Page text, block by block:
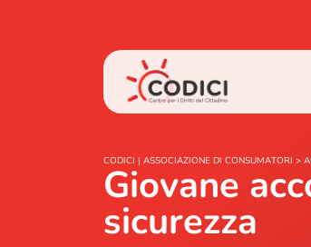
CODICI | ASSOCIAZIONE DI CONSUMATORI >
Giovane
sicurezza